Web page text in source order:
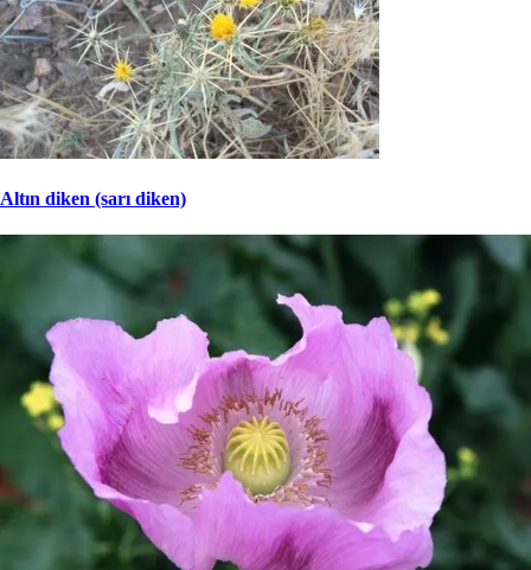
Altın diken (sarı diken)